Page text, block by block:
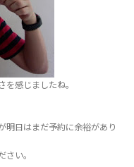
感じましたね。
明日はまだ予約に余裕があり
い。